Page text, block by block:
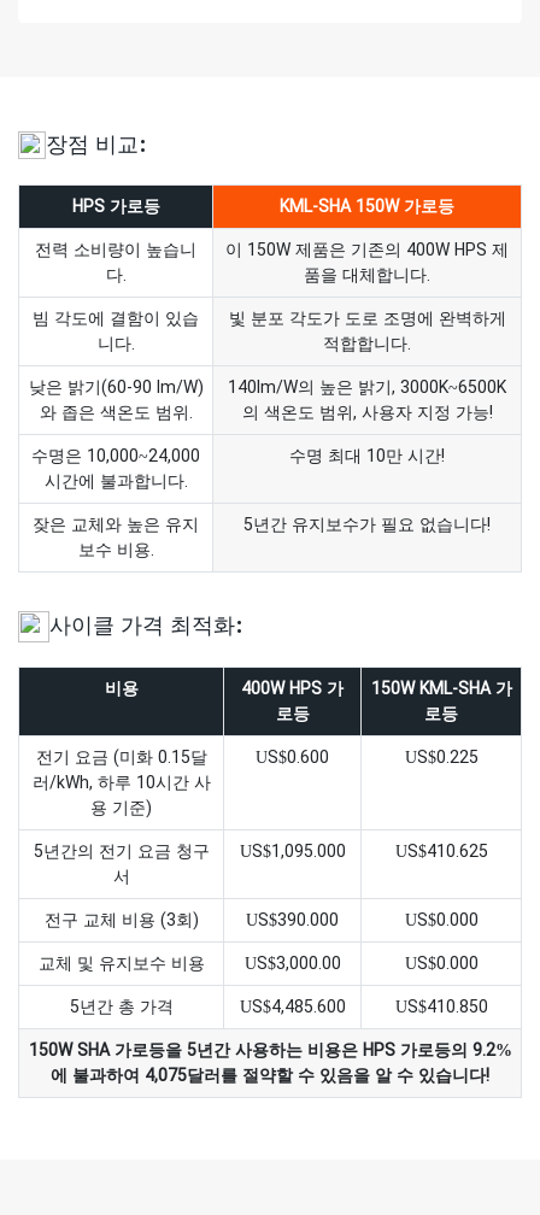
장점 비교:
HPS 가로등
KML-SHA 150W 가로등
전력 소비량이 높습니
다.
이 150W 제품은 기존의 400W HPS 제
품을 대체합니다.
빔 각도에 결함이 있습
니다.
빛 분포 각도가 도로 조명에 완벽하게
적합합니다.
낮은 밝기(60-90 lm/W)
와 좁은 색온도 범위.
140lm/W의 높은 밝기, 3000K~6500K
의 색온도 범위, 사용자 지정 가능!
수명은 10,000~24,000
시간에 불과합니다.
수명 최대 10만 시간!
잦은 교체와 높은 유지
보수 비용.
5년간 유지보수가 필요 없습니다!
사이클 가격 최적화:
비용
400W HPS 가
로등
150W KML-SHA 가
로등
전기 요금 (미화 0.15달
러/kWh, 하루 10시간 사
용 기준)
US$0.600 US$0.225
5년간의 전기 요금 청구
서
US$1,095.000 US$410.625
전구 교체 비용 (3회) US$390.000
US$0.000
교체 및 유지보수 비용
US$3,000.00
US$0.000
5년간 총 가격
US$4,485.600
US$410.850
150W SHA 가로등을 5년간 사용하는 비용은 HPS 가로등의 9.2%
에 불과하여 4,075달러를 절약할 수 있음을 알 수 있습니다!